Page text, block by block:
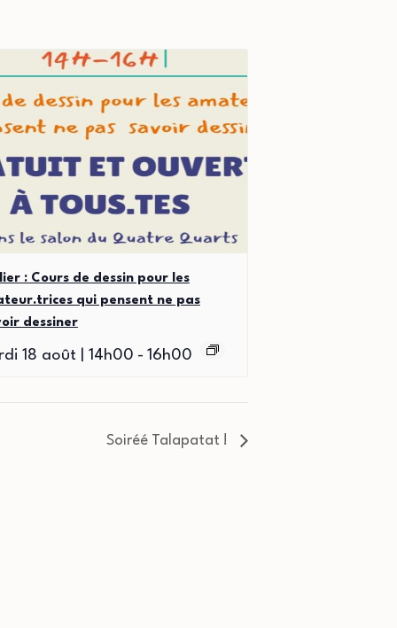
: Cours de dessin pour les
qui pensent ne pas
dessiner
18 août | 14h00 - 16h00
Soiréé Talapatat !